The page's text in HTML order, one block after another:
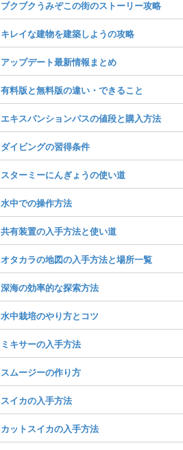
ブクブクうみぞこの街のストーリー攻略
キレイな建物を建築しようの攻略
アップデート最新情報まとめ
有料版と無料版の違い・できること
エキスパンションパスの値段と購入方法
ダイビングの習得条件
スターミーにんぎょうの使い道
水中での操作方法
共有装置の入手方法と使い道
オタカラの地図の入手方法と場所一覧
深海の効率的な探索方法
水中栽培のやり方とコツ
ミキサーの入手方法
スムージーの作り方
スイカの入手方法
カットスイカの入手方法